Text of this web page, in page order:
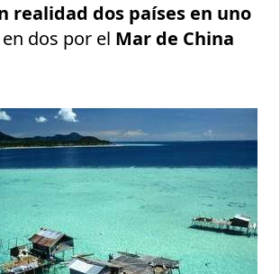
realidad dos países en uno
dos por el Mar de China